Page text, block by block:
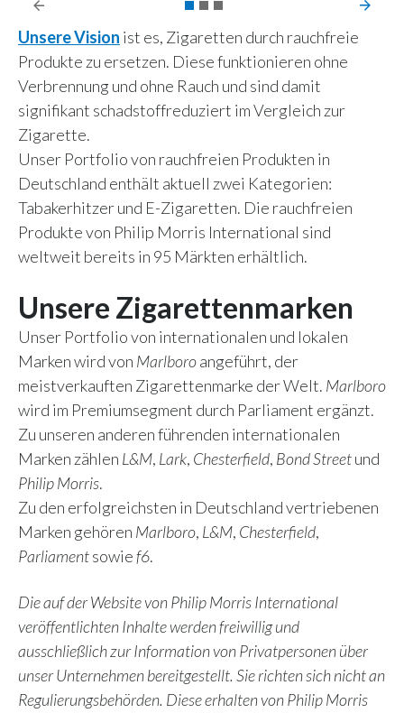
Unsere Vision ist es, Zigaretten durch rauchfreie
Produkte zu ersetzen. Diese funktionieren ohne
Verbrennung und ohne Rauch und sind damit
signifikant schadstoffreduziert im Vergleich zur
Zigarette.
Unser Portfolio von rauchfreien Produkten in
Deutschland enthält aktuell zwei Kategorien:
Tabakerhitzer und E-Zigaretten. Die rauchfreien
Produkte von Philip Morris International sind
weltweit bereits in 95 Märkten erhältlich.
Unsere Zigarettenmarken
Unser Portfolio von internationalen und lokalen
Marken wird von Marlboroangeführt, der
meistverkauften Zigarettenmarke der Welt. Marlboro
wird im Premiumsegment durch Parliament ergänzt.
Zu unseren anderen führenden internationalen
Marken zählen L&M, Lark, Chesterfield, Bond Streetund
Philip Morris.
Zu den erfolgreichsten in Deutschland vertriebenen
Marken gehören Marlboro, L&M, Chesterfield,
Parliamentsowief6.
Die auf der Website von Philip Morris International
veröffentlichten Inhalte werden freiwillig und
ausschließlich zur Information von Privatpersonen über
unser Unternehmen bereitgestellt. Sie richten sich nicht an
Regulierungsbehörden. Diese erhalten von Philip Morris